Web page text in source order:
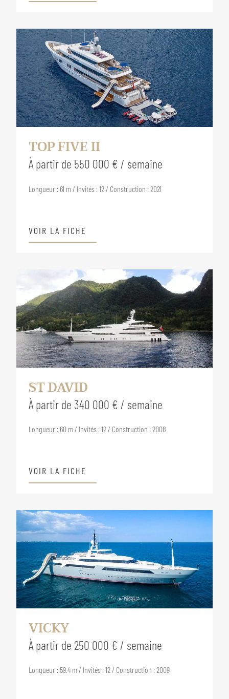
TOP FIVE II
À partir de 550 000 € / semaine
Longueur : 61 m / Invités : 12 / Construction : 2021
VOIR LA FICHE
ST DAVID
À partir de 340 000 € / semaine
Longueur : 60 m / Invités : 12 / Construction : 2008
VOIR LA FICHE
VICKY
À partir de 250 000 € / semaine
Longueur : 59.4 m / Invités : 12 / Construction : 2009